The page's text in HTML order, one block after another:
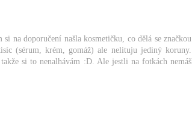
na doporučení našla kosmetičku, co dělá se značkou
(sérum, krém, gomáž) ale nelituju jediný koruny.
si to nenalhávám :D. Ale jestli na fotkách nemáš